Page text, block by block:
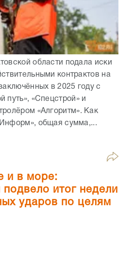
области подала иски
контрактов на
в 2025 году с
путь», «Спецстрой» и
«Алгоритм». Как
общая сумма,...
и в море:
итог недели
ударов по целям